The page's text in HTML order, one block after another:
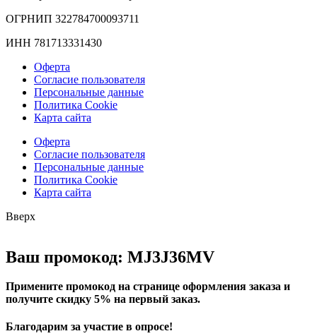
ОГРНИП 322784700093711
ИНН 781713331430
Оферта
Согласие пользователя
Персональные данные
Политика Cookie
Карта сайта
Оферта
Согласие пользователя
Персональные данные
Политика Cookie
Карта сайта
Вверх
Ваш промокод: MJ3J36MV
Примените промокод на странице оформления заказа и
получите скидку 5% на первый заказ.
Благодарим за участие в опросе!